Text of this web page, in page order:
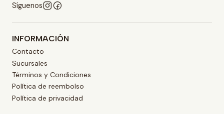
Síguenos
INFORMACIÓN
Contacto
Sucursales
Términos y Condiciones
Política de reembolso
Política de privacidad